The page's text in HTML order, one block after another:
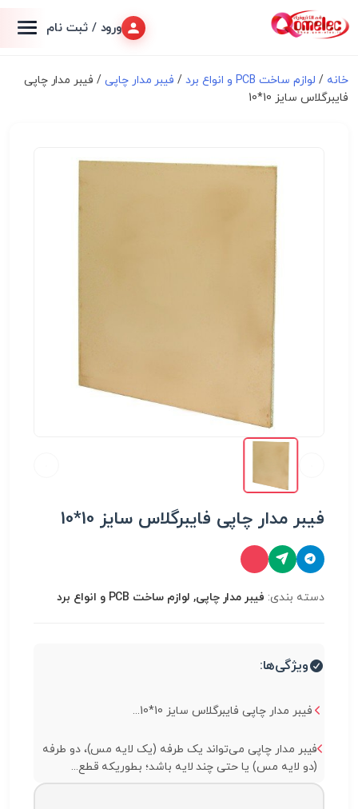
ورود / ثبت نام
خانه / لوازم ساخت PCB و انواع برد / فیبر مدار چاپی / فیبر مدار چاپی
فایبرگلاس سایز 10*10
فیبر مدار چاپی فایبرگلاس سایز 10*10
دسته بندی: فیبر مدار چاپی, لوازم ساخت PCB و انواع برد
ویژگی‌ها:
فیبر مدار چاپی فایبرگلاس سایز 10*10...
فیبر مدار چاپی می‌تواند یک طرفه (یک لایه مس)، دو طرفه
(دو لایه مس) یا حتی چند لایه باشد؛ بطوریکه قطع...